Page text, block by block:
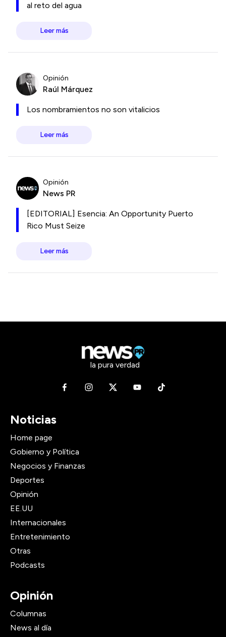
al reto del agua
Leer más
Opinión
Raúl Márquez
Los nombramientos no son vitalicios
Leer más
Opinión
News PR
[EDITORIAL] Esencia: An Opportunity Puerto
Rico Must Seize
Leer más
la pura verdad
Noticias
Home page
Gobierno y Política
Negocios y Finanzas
Deportes
Opinión
EE.UU
Internacionales
Entretenimiento
Otras
Podcasts
Opinión
Columnas
News al día